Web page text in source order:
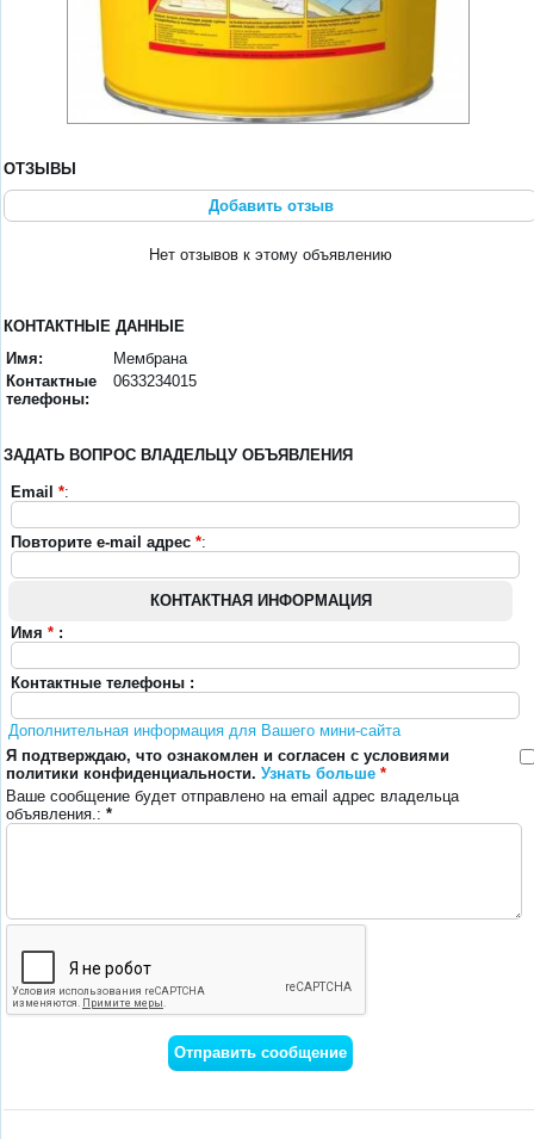
ОТЗЫВЫ
Добавить отзыв
Нет отзывов к этому объявлению
КОНТАКТНЫЕ ДАННЫЕ
Имя:
Мембрана
Контактные
телефоны:
0633234015
ЗАДАТЬ ВОПРОС ВЛАДЕЛЬЦУ ОБЪЯВЛЕНИЯ
Email *:
Повторите e-mail адрес *:
КОНТАКТНАЯ ИНФОРМАЦИЯ
Имя * :
Контактные телефоны :
Дополнительная информация для Вашего мини-сайта
Я подтверждаю, что ознакомлен и согласен с условиями
политики конфиденциальности. Узнать больше *
Ваше сообщение будет отправлено на email адрес владельца
объявления.: *